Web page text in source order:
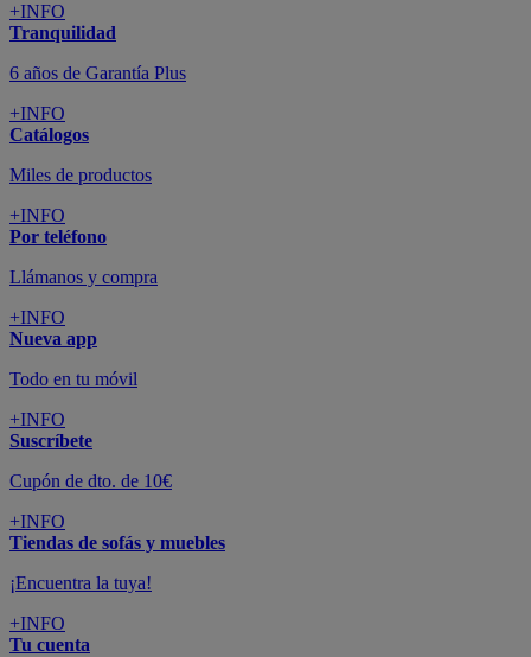
+INFO
Tranquilidad
6 años de Garantía Plus
+INFO
Catálogos
Miles de productos
+INFO
Por teléfono
Llámanos y compra
+INFO
Nueva app
Todo en tu móvil
+INFO
Suscríbete
Cupón de dto. de 10€
+INFO
Tiendas de sofás y muebles
¡Encuentra la tuya!
+INFO
Tu cuenta